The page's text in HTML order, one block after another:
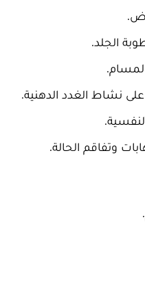
الجلد.
نشاط الغدد الدهنية.
وتفاقم الحالة.